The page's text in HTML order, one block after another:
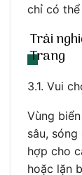
chỉ có thể
Trải
Trang
3.1. Vui
Vùng
sâu,
hợp cho
hoặc lặn